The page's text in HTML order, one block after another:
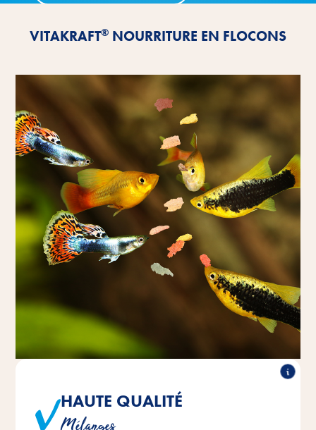
VITAKRAFT® NOURRITURE EN FLOCONS
HAUTE QUALITÉ
Sélection soigneusement composée de différents types
de flocons de nourriture.